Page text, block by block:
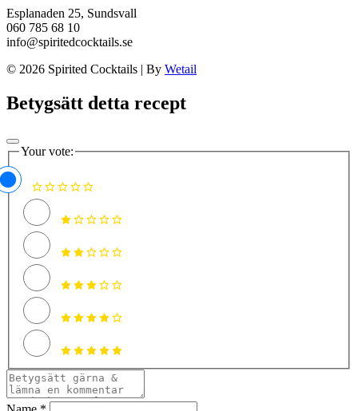
Esplanaden 25, Sundsvall
060 785 68 10
info@spiritedcocktails.se
© 2026 Spirited Cocktails | By Wetail
Betygsätt detta recept
Your vote: